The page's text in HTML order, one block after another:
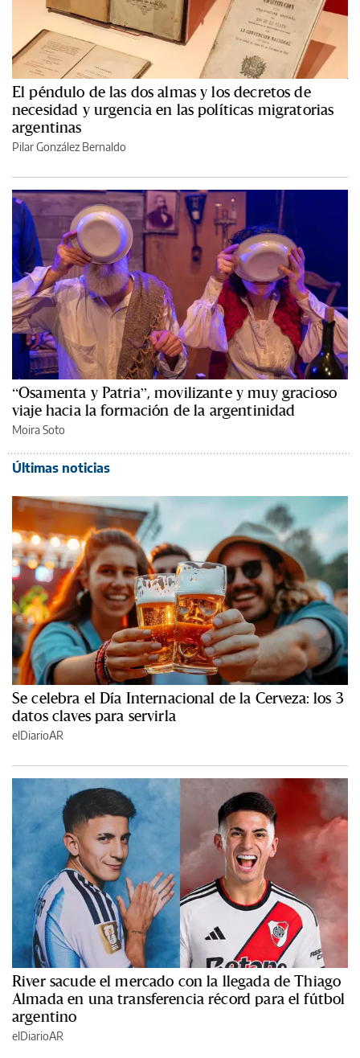
El péndulo de las dos almas y los decretos de
necesidad y urgencia en las políticas migratorias
argentinas
Pilar González Bernaldo
“Osamenta y Patria”, movilizante y muy gracioso
viaje hacia la formación de la argentinidad
Moira Soto
Últimas noticias
Se celebra el Día Internacional de la Cerveza: los 3
datos claves para servirla
elDiarioAR
River sacude el mercado con la llegada de Thiago
Almada en una transferencia récord para el fútbol
argentino
elDiarioAR